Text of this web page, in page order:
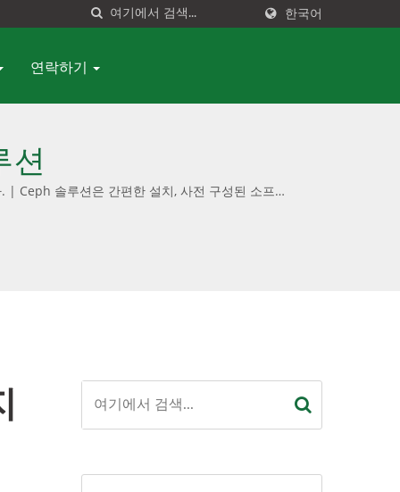
한국어
연락하기
션
Ceph 솔루션은 간편한 설치, 사전 구성된 소프트
용 및 턴키 장치 옵션을 모두 제공합니다.